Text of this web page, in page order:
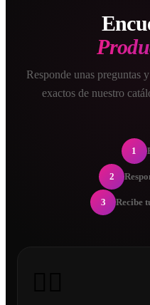
Responde unas preguntas
exactos de nuestro
1
2
3 Recibe